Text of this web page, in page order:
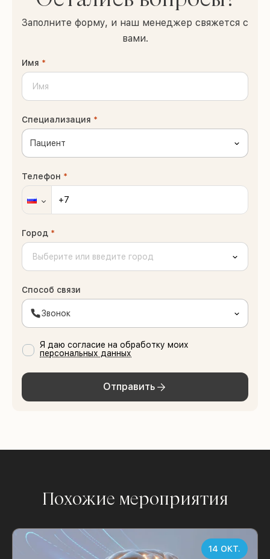
Заполните форму, и наш менеджер свяжется с
вами.
Имя *
Специализация *
Пациент
Телефон *
Город *
Способ связи
Звонок
Я даю согласие на обработку моих
персональных данных
Отправить
Похожие мероприятия
14 ОКТ.